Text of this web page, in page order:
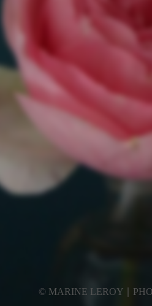
© MARINE LEROY ∣